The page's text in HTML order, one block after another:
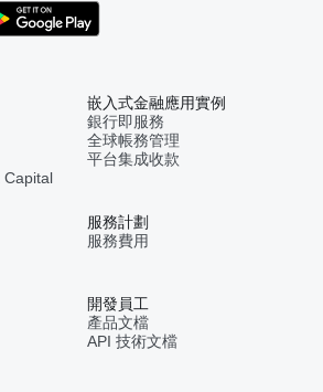
Capital
嵌入式金融應用實例
銀行即服務
全球帳務管理
平台集成收款
服務計劃
服務費用
開發員工
產品文檔
API 技術文檔